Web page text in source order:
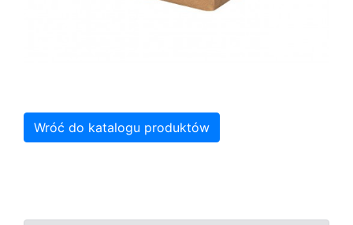
Wróć do katalogu produktów